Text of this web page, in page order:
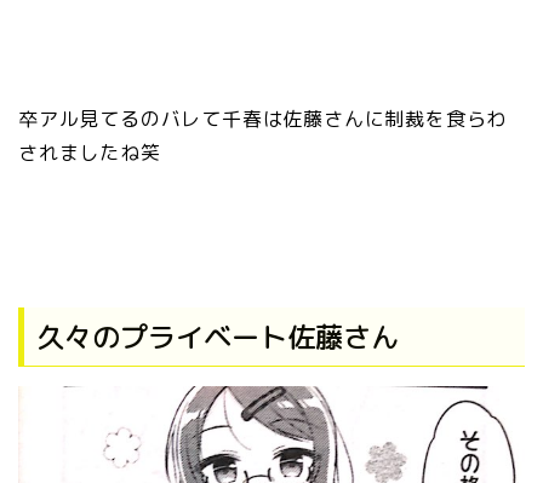
卒アル見てるのバレて千春は佐藤さんに制裁を食らわ
されましたね笑
久々のプライベート佐藤さん